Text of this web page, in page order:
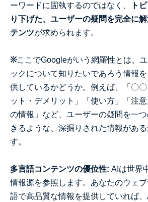
ーワードに固執するのではなく、
ト
り下げた、ユーザーの疑問を完全に
テンツが求められます。
※ここでGoogleがいう網羅性とは、
ックについて知りたいであろう情報
供しているかどうか。例えば、「〇
ット・デメリット」「使い方」「注
の情報」など、ユーザーの疑問を一
きるような、深掘りされた情報があ
す。
多言語コンテンツの優位性: AIは世界
情報源を参照します。あなたのウェ
語で高品質な情報を提供していれば